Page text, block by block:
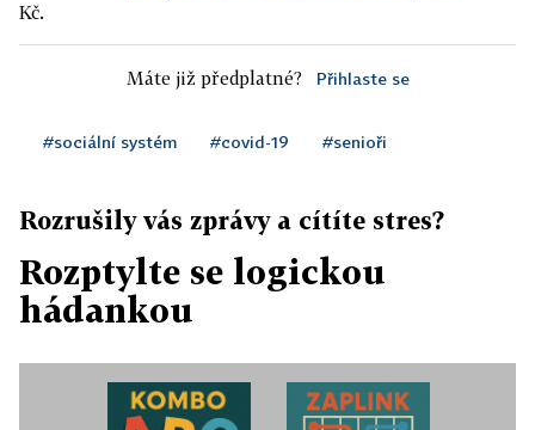
Kč.
Máte již předplatné? Přihlaste se
#sociální systém #covid-19 #senioři
Rozrušily vás zprávy a cítíte stres?
Rozptylte se logickou
hádankou